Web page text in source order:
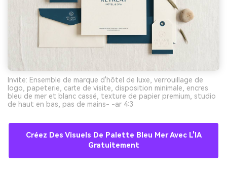
Invite: Ensemble de marque d'hôtel de luxe, verrouillage de
logo, papeterie, carte de visite, disposition minimale, encres
bleu de mer et blanc cassé, texture de papier premium, studio
de haut en bas, pas de mains- -ar 4:3
Créez Des Visuels De Palette Bleu Mer Avec L'IA
Gratuitement